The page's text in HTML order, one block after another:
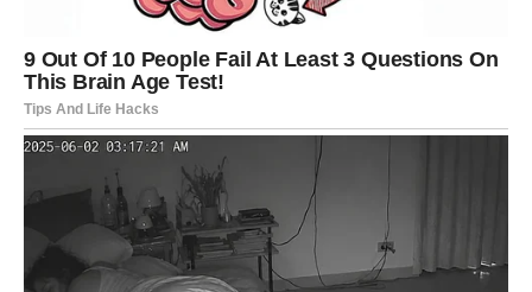
Pred vama je period širenja mogućnosti i ostvarenja
Šta vam donosi džjotiš?
Finansijski napredak i mnogo razloga za optimizam.
JARAC